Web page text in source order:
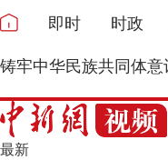
即时 时政
铸牢中华民族共同体意
最新